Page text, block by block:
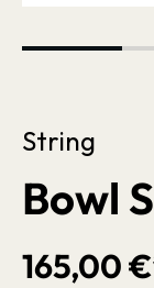
String
Bowl
165,00